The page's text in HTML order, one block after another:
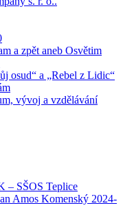
a zpět aneb Osvětim
osud“ a „Rebel z Lidic“
vývoj a vzdělávání
– SŠOS Teplice
Amos Komenský 2024-